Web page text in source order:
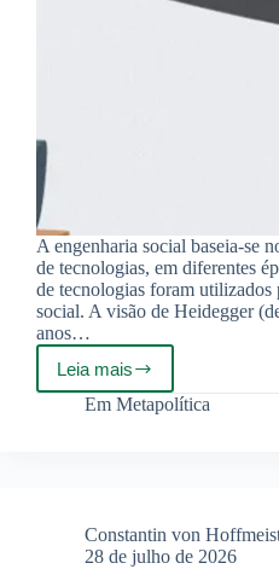
A engenharia social baseia-se
de tecnologias, em diferentes
de tecnologias foram utilizados
social. A visão de Heidegger
anos…
Leia mais
A
Guerra
Híbrida
Em Metapolítica
Constantin von
28 de julho de 2026